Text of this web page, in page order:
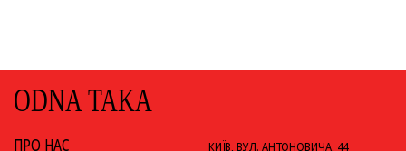
ODNA TAKA
ПРО НАС КИЇВ, ВУЛ. АНТОНОВИЧА, 44